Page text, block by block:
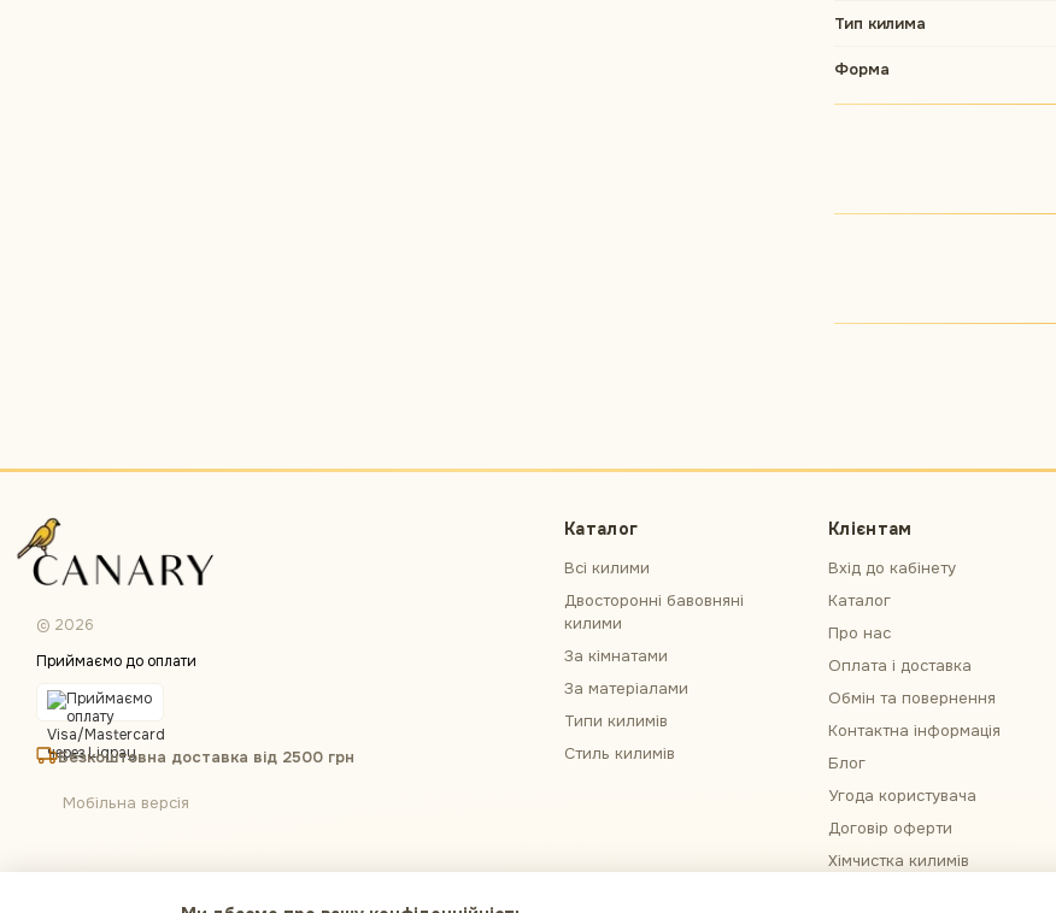
Тип килима
Форма
© 2026
Приймаємо до оплати
Безкоштовна доставка від 2500 грн
Мобільна версія
Каталог
Всі килими
Двосторонні бавовняні
килими
За кімнатами
За матеріалами
Типи килимів
Стиль килимів
Клієнтам
Вхід до кабінету
Каталог
Про нас
Оплата і доставка
Обмін та повернення
Контактна інформація
Блог
Угода користувача
Договір оферти
Хімчистка килимів